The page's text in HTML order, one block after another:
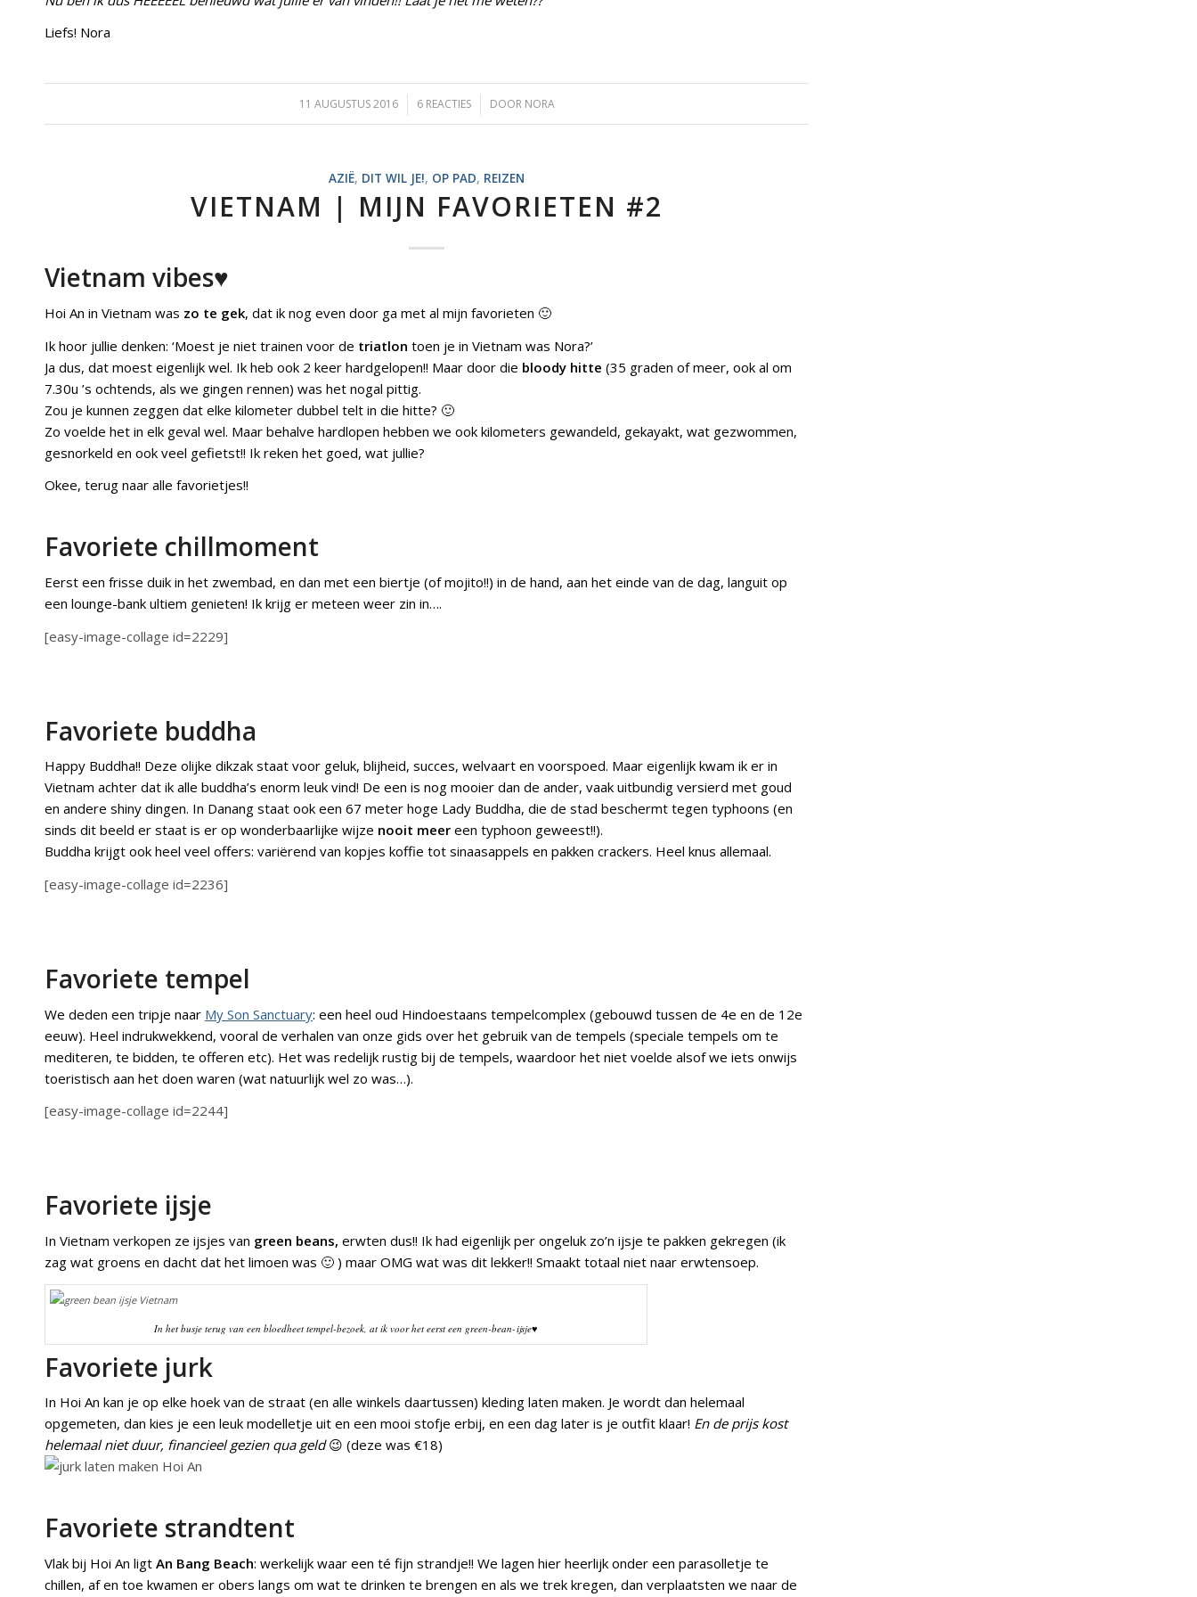
Liefs! Nora
11 AUGUSTUS 2016
/ 6 REACTIES
/ DOOR NORA
AZIË, DIT WIL JE!, OP PAD, REIZEN
VIETNAM | MIJN FAVORIETEN #2
Vietnam vibes♥
Hoi An in Vietnam was zo te gek, dat ik nog even door ga met al mijn favorieten 🙂
Ik hoor jullie denken: ‘Moest je niet trainen voor de triatlon toen je in Vietnam was Nora?’
Ja dus, dat moest eigenlijk wel. Ik heb ook 2 keer hardgelopen!! Maar door die bloody hitte (35 graden of meer, ook al om
7.30u ’s ochtends, als we gingen rennen) was het nogal pittig.
Zou je kunnen zeggen dat elke kilometer dubbel telt in die hitte? 🙂
Zo voelde het in elk geval wel. Maar behalve hardlopen hebben we ook kilometers gewandeld, gekayakt, wat gezwommen,
gesnorkeld en ook veel gefietst!! Ik reken het goed, wat jullie?
Okee, terug naar alle favorietjes!!
Favoriete chillmoment
Eerst een frisse duik in het zwembad, en dan met een biertje (of mojito!!) in de hand, aan het einde van de dag, languit op
een lounge-bank ultiem genieten! Ik krijg er meteen weer zin in….
[easy-image-collage id=2229]
Favoriete buddha
Happy Buddha!! Deze olijke dikzak staat voor geluk, blijheid, succes, welvaart en voorspoed. Maar eigenlijk kwam ik er in
Vietnam achter dat ik alle buddha’s enorm leuk vind! De een is nog mooier dan de ander, vaak uitbundig versierd met goud
en andere shiny dingen. In Danang staat ook een 67 meter hoge Lady Buddha, die de stad beschermt tegen typhoons (en
sinds dit beeld er staat is er op wonderbaarlijke wijze nooit meer een typhoon geweest!!).
Buddha krijgt ook heel veel offers: variërend van kopjes koffie tot sinaasappels en pakken crackers. Heel knus allemaal.
[easy-image-collage id=2236]
Favoriete tempel
We deden een tripje naar My Son Sanctuary: een heel oud Hindoestaans tempelcomplex (gebouwd tussen de 4e en de 12e
eeuw). Heel indrukwekkend, vooral de verhalen van onze gids over het gebruik van de tempels (speciale tempels om te
mediteren, te bidden, te offeren etc). Het was redelijk rustig bij de tempels, waardoor het niet voelde alsof we iets onwijs
toeristisch aan het doen waren (wat natuurlijk wel zo was…).
[easy-image-collage id=2244]
Favoriete ijsje
In Vietnam verkopen ze ijsjes van green beans, erwten dus!! Ik had eigenlijk per ongeluk zo’n ijsje te pakken gekregen (ik
zag wat groens en dacht dat het limoen was 🙂 ) maar OMG wat was dit lekker!! Smaakt totaal niet naar erwtensoep.
In het busje terug van een bloedheet tempel-bezoek, at ik voor het eerst een green-bean-ijsje♥
Favoriete jurk
In Hoi An kan je op elke hoek van de straat (en alle winkels daartussen) kleding laten maken. Je wordt dan helemaal
opgemeten, dan kies je een leuk modelletje uit en een mooi stofje erbij, en een dag later is je outfit klaar! En de prijs kost
helemaal niet duur, financieel gezien qua geld😉 (deze was €18)
Favoriete strandtent
Vlak bij Hoi An ligt An Bang Beach: werkelijk waar een té fijn strandje!! We lagen hier heerlijk onder een parasolletje te
chillen, af en toe kwamen er obers langs om wat te drinken te brengen en als we trek kregen, dan verplaatsten we naar de